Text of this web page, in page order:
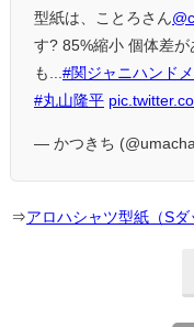
型紙は、ことろさん
す? 85%縮小 個体差
も... #関ジャニハンド
#丸山隆平
— かつきち
⇒アロハシャツ型紙（Sダ